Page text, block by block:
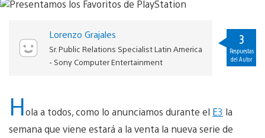
Lorenzo Grajales
Sr. Public Relations Specialist Latin America
- Sony Computer Entertainment
3
Respuestas
del Autor
Hola a todos, como lo anunciamos durante el E3 la
semana que viene estará a la venta la nueva serie de